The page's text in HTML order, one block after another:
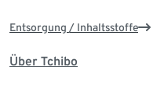
Entsorgung / Inhaltsstoffe
Über Tchibo